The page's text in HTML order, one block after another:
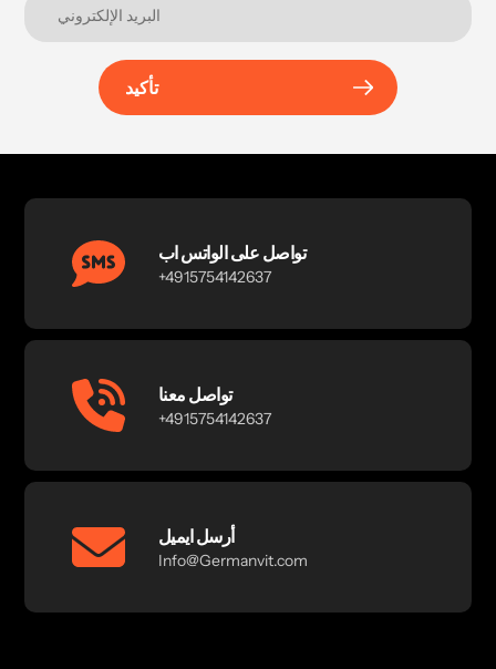
تأكيد
تواصل على الواتس اب
+4915754142637
تواصل معنا
+4915754142637
أرسل ايميل
Info@Germanvit.com